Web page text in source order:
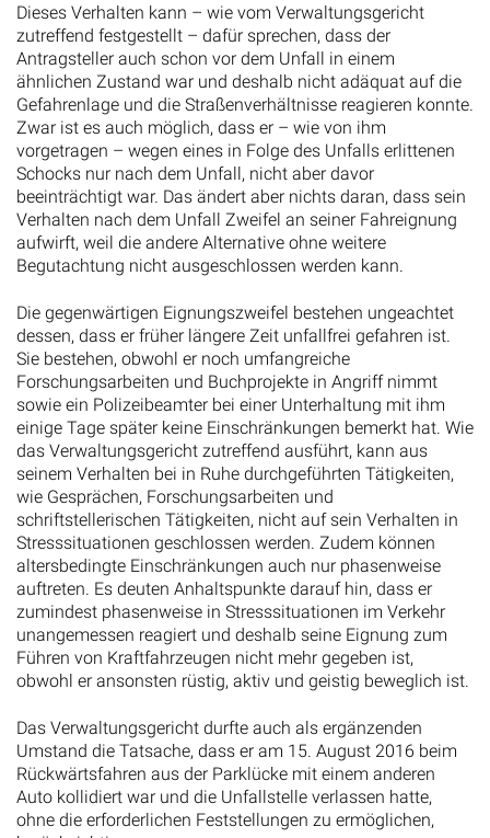
Dieses Verhalten kann – wie vom Verwaltungsgericht
zutreffend festgestellt – dafür sprechen, dass der
Antragsteller auch schon vor dem Unfall in einem
ähnlichen Zustand war und deshalb nicht adäquat auf die
Gefahrenlage und die Straßenverhältnisse reagieren konnte.
Zwar ist es auch möglich, dass er – wie von ihm
vorgetragen – wegen eines in Folge des Unfalls erlittenen
Schocks nur nach dem Unfall, nicht aber davor
beeinträchtigt war. Das ändert aber nichts daran, dass sein
Verhalten nach dem Unfall Zweifel an seiner Fahreignung
aufwirft, weil die andere Alternative ohne weitere
Begutachtung nicht ausgeschlossen werden kann.
Die gegenwärtigen Eignungszweifel bestehen ungeachtet
dessen, dass er früher längere Zeit unfallfrei gefahren ist.
Sie bestehen, obwohl er noch umfangreiche
Forschungsarbeiten und Buchprojekte in Angriff nimmt
sowie ein Polizeibeamter bei einer Unterhaltung mit ihm
einige Tage später keine Einschränkungen bemerkt hat. Wie
das Verwaltungsgericht zutreffend ausführt, kann aus
seinem Verhalten bei in Ruhe durchgeführten Tätigkeiten,
wie Gesprächen, Forschungsarbeiten und
schriftstellerischen Tätigkeiten, nicht auf sein Verhalten in
Stresssituationen geschlossen werden. Zudem können
altersbedingte Einschränkungen auch nur phasenweise
auftreten. Es deuten Anhaltspunkte darauf hin, dass er
zumindest phasenweise in Stresssituationen im Verkehr
unangemessen reagiert und deshalb seine Eignung zum
Führen von Kraftfahrzeugen nicht mehr gegeben ist,
obwohl er ansonsten rüstig, aktiv und geistig beweglich ist.
Das Verwaltungsgericht durfte auch als ergänzenden
Umstand die Tatsache, dass er am 15. August 2016 beim
Rückwärtsfahren aus der Parklücke mit einem anderen
Auto kollidiert war und die Unfallstelle verlassen hatte,
ohne die erforderlichen Feststellungen zu ermöglichen,